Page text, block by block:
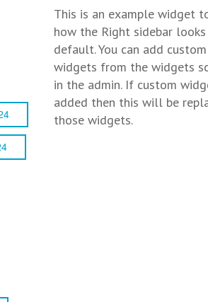
This is an example widget
how the Right sidebar looks
default. You can add custom
widgets from the widgets
in the admin. If custom
added then this will be
those widgets.